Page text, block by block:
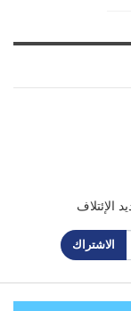
الإئتلاف
الاشتراك